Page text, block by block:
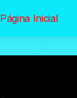
Página Inicial